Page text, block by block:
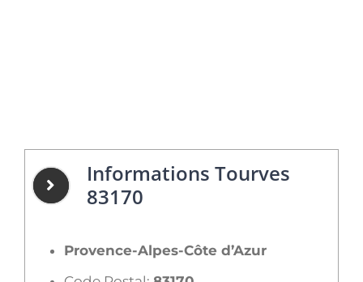
Informations Tourves
83170
Provence-Alpes-Côte d’Azur